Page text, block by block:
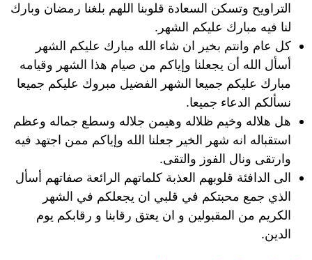
التراويح وتسكن السعادة قلوبنا اللهم بلغنا رمضان وبارك
لنا فيه مبارك عليكم الشهر.
كل عام وانتم بخير ان شاء الله مبارك عليكم الشهر
أسأل الله أن يجعلنا وإياكم من صيام هذا الشهر وقيامه
مبارك عليكم جميعا الشهر الفضيل مبروك عليكم جميعا
نسألكم الدعاء جميعا.
هل هلاله وخيم ظلاله وهيمن جلاله وسطع جماله وعظم
استقباله انه شهر الخير جعلنا الله وإياكم ممن اجتهد فيه
وارتقى ونال الفوز والتقى.
الى الدافئة قلوبهم العذبة كلماتهم الرائعة صفاتهم أسأل
الذي جمع محبتكم في قلبي ان يجعلكم في الشهر
الكريم من المقبولين و ان يعتق رقابنا و رقابكم يوم
الدين.